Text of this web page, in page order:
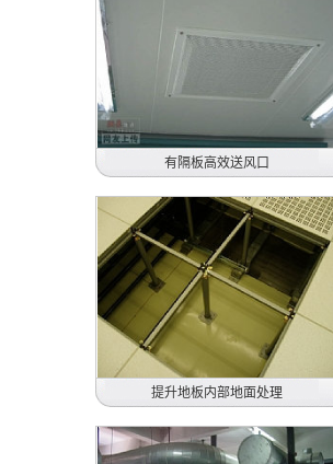
2020年
有隔板高效送风口
有隔板高效送风口
提升地板内部地面处理